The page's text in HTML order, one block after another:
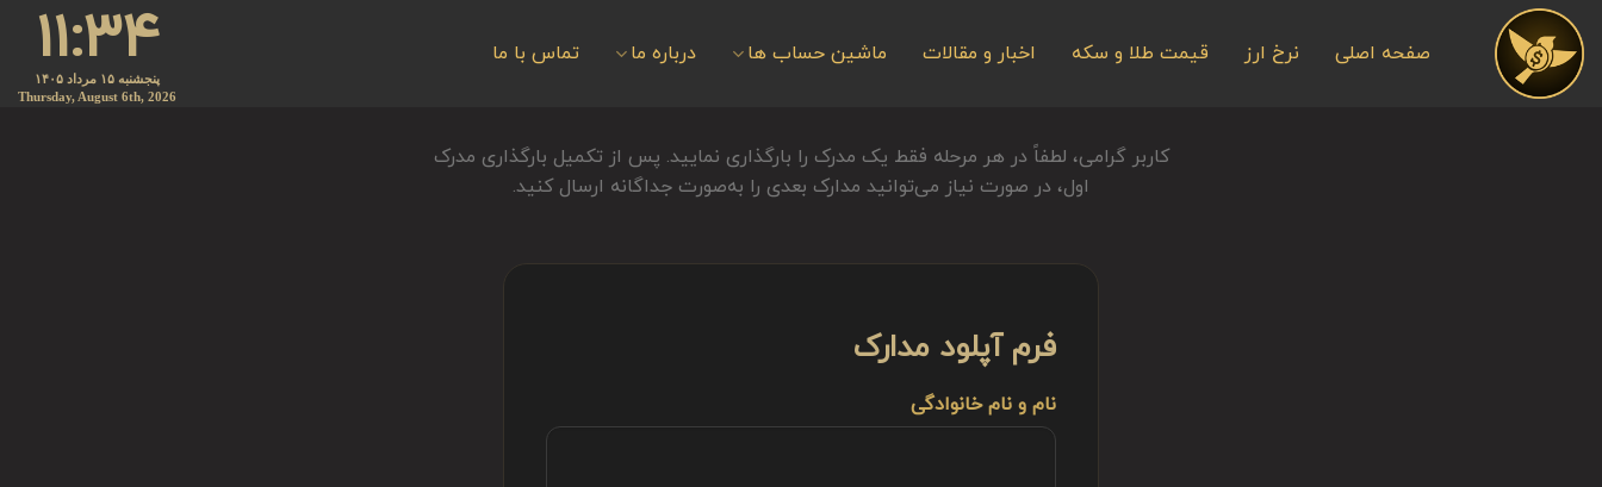
Skip
content
صفحه اصلی نرخ ارز قیمت طلا و سکه اخبار و مقالات ماشین حساب ها درباره ما تماس با ما ۱۱:۳۴
پنجشنبه ۱۵ مرداد ۱۴۰۵
Thursday, August 6th, 2026
کاربر گرامی، لطفاً در هر مرحله فقط یک مدرک را بارگذاری نمایید. پس از تکمیل بارگذاری مدرک
اول، در صورت نیاز می‌توانید مدارک بعدی را به‌صورت جداگانه ارسال کنید.
فرم آپلود مدارک
نام و نام خانوادگی